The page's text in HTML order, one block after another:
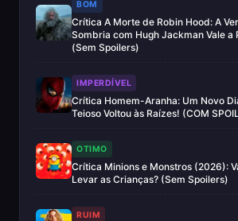
BOM
Crítica A Morte de Robin Hood: A
Sombria com Hugh Jackman Vale a
(Sem Spoilers)
IMPERDÍVEL
Crítica Homem-Aranha: Um Novo
Teioso Voltou às Raízes! (COM
OTIMO
Crítica Minions e Monstros (2026):
Levar as Crianças? (Sem Spoilers)
RUIM